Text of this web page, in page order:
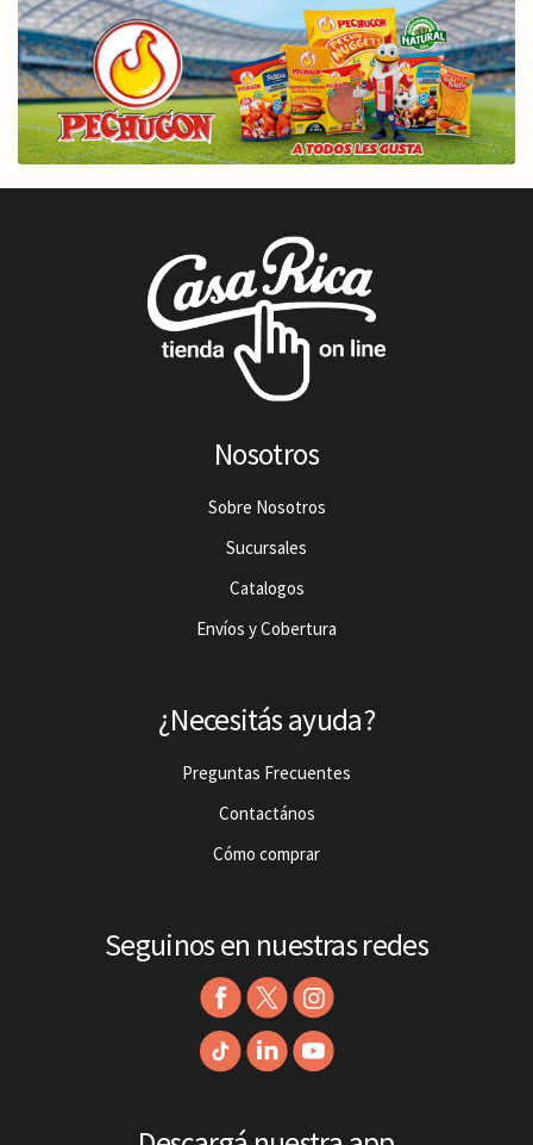
Nosotros
Sobre Nosotros
Sucursales
Catalogos
Envíos y Cobertura
¿Necesitás ayuda?
Preguntas Frecuentes
Contactános
Cómo comprar
Seguinos en nuestras redes